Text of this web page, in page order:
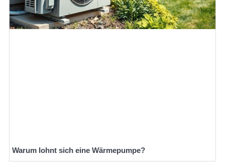
Warum lohnt sich eine Wärmepumpe?